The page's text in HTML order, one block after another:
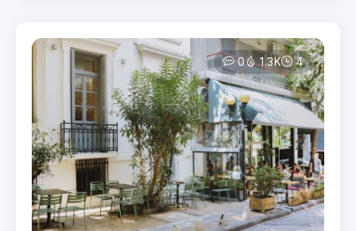
0 1.3K 4